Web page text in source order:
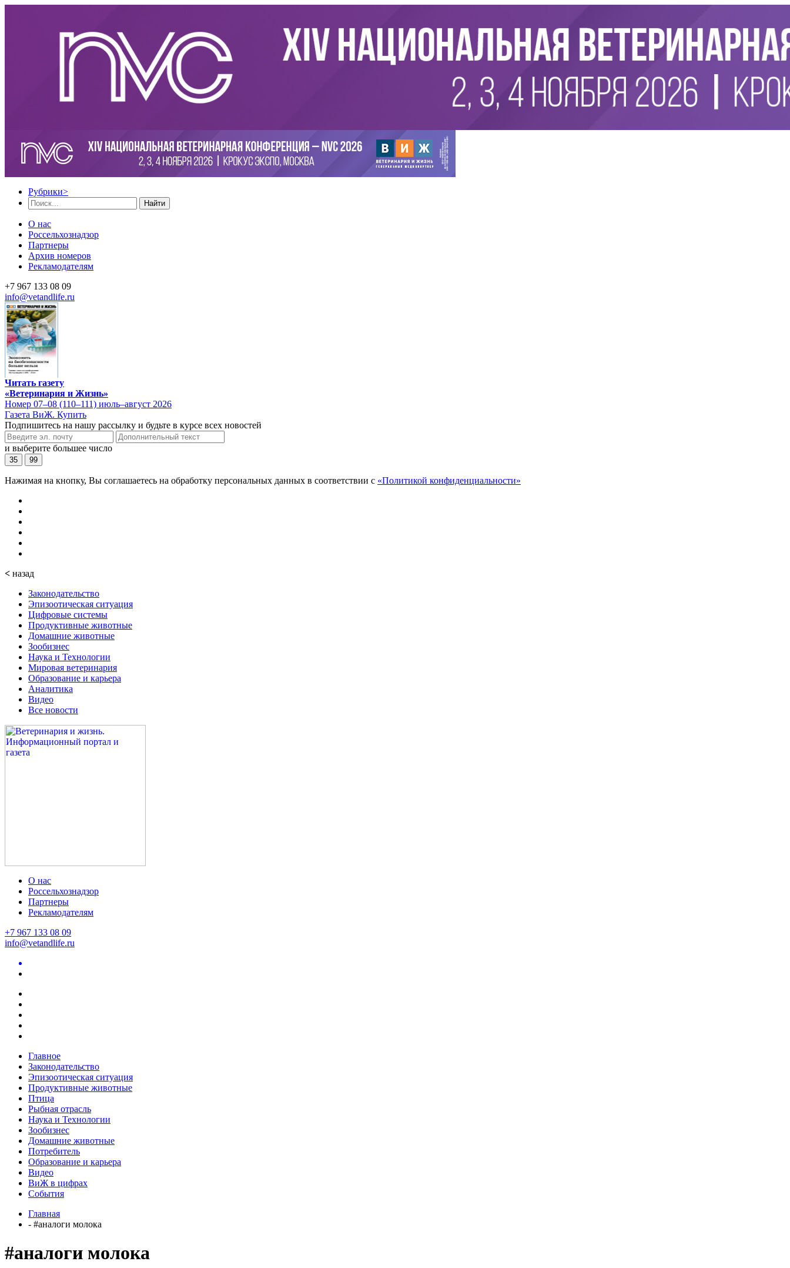
Рубрики>
Найти
О нас
Россельхознадзор
Партнеры
Архив номеров
Рекламодателям
+7 967 133 08 09
info@vetandlife.ru
Читать газету
«Ветеринария и Жизнь»
Номер 07–08 (110–111) июль–август 2026
Газета ВиЖ. Купить
Подпишитесь на нашу рассылку и будьте в курсе всех новостей
и выберите большее число
35 99
Нажимая на кнопку, Вы соглашаетесь на обработку персональных данных в соответствии с «Политикой конфиденциальности»
< назад
Законодательство
Эпизоотическая ситуация
Цифровые системы
Продуктивные животные
Домашние животные
Зообизнес
Наука и Технологии
Мировая ветеринария
Образование и карьера
Аналитика
Видео
Все новости
О нас
Россельхознадзор
Партнеры
Рекламодателям
+7 967 133 08 09
info@vetandlife.ru
Главное
Законодательство
Эпизоотическая ситуация
Продуктивные животные
Птица
Рыбная отрасль
Наука и Технологии
Зообизнес
Домашние животные
Потребитель
Образование и карьера
Видео
ВиЖ в цифрах
События
Главная
- #аналоги молока
#аналоги молока